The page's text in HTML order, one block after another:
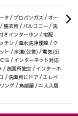
タ / プロパンガス / オー
脱衣所 / バルコニー / 洗
きインターホン / 宅配
チン / 温水洗浄便座 / ク
ト / 水道(公営) / 電気(公
Ｓ / インターネット対応
/ 洗面所独立 / インターホ
/ 洗面所にドア / エレベ
ング / 角部屋 / 二人入居